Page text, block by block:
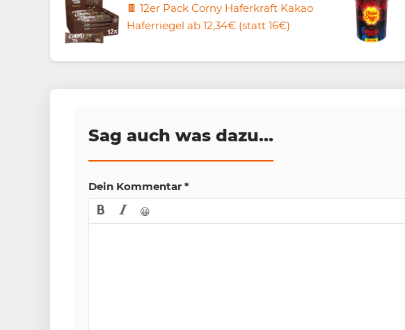
🍫 12er Pack Corny Haferkraft Kakao
Haferriegel ab 12,34€ (statt 16€)
Sag auch was dazu...
Dein Kommentar *
😀